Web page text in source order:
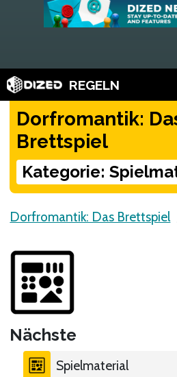
REGELN
Dorfromantik:
Brettspiel
Kategorie:
Dorfromantik: Das Brettspiel
Nächste
Spielmaterial